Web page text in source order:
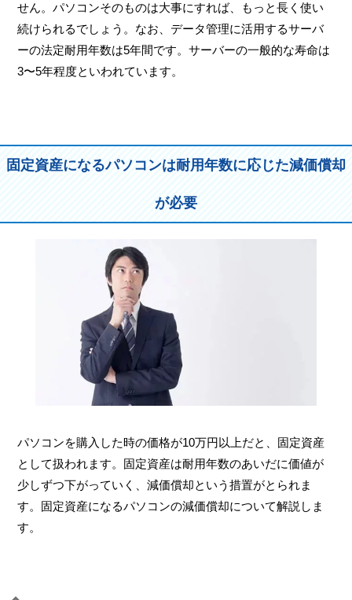
せん。パソコンそのものは大事にすれば、もっと長く使い
続けられるでしょう。なお、データ管理に活用するサーバ
ーの法定耐用年数は5年間です。サーバーの一般的な寿命は
3〜5年程度といわれています。
固定資産になるパソコンは耐用年数に応じた減価償却
が必要
パソコンを購入した時の価格が10万円以上だと、固定資産
として扱われます。固定資産は耐用年数のあいだに価値が
少しずつ下がっていく、減価償却という措置がとられま
す。固定資産になるパソコンの減価償却について解説しま
す。